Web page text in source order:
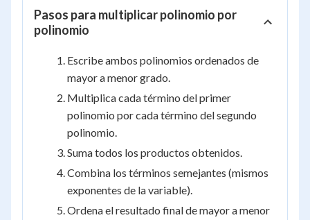
Pasos para multiplicar polinomio por
polinomio
Escribe ambos polinomios ordenados de
mayor a menor grado.
Multiplica cada término del primer
polinomio por cada término del segundo
polinomio.
Suma todos los productos obtenidos.
Combina los términos semejantes (mismos
exponentes de la variable).
Ordena el resultado final de mayor a menor